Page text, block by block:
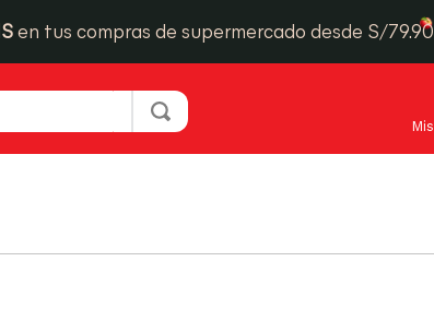
en tus compras de supermercado desde S/79.90